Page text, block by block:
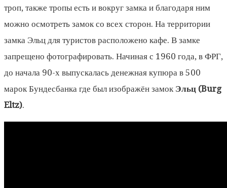
троп, также тропы есть и вокруг замка и благодаря ним
можно осмотреть замок со всех сторон. На территории
замка Эльц для туристов расположено кафе. В замке
запрещено фотографировать. Начиная с 1960 года, в ФРГ,
до начала 90-х выпускалась денежная купюра в 500
марок Бундесбанка где был изображён замок Эльц (Burg
Eltz).